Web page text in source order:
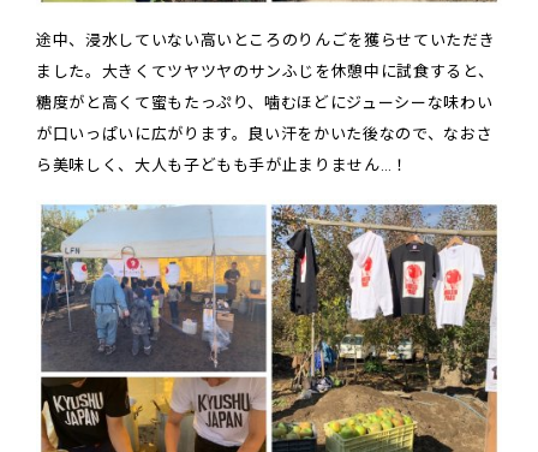
途中、浸水していない高いところのりんごを獲らせていただき
ました。大きくてツヤツヤのサンふじを休憩中に試食すると、
糖度がと高くて蜜もたっぷり、噛むほどにジューシーな味わい
が口いっぱいに広がります。良い汗をかいた後なので、なおさ
ら美味しく、大人も子どもも手が止まりません…！